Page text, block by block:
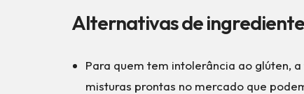
Alternativas de
Para quem tem intolerância ao glúten,
misturas prontas no mercado que